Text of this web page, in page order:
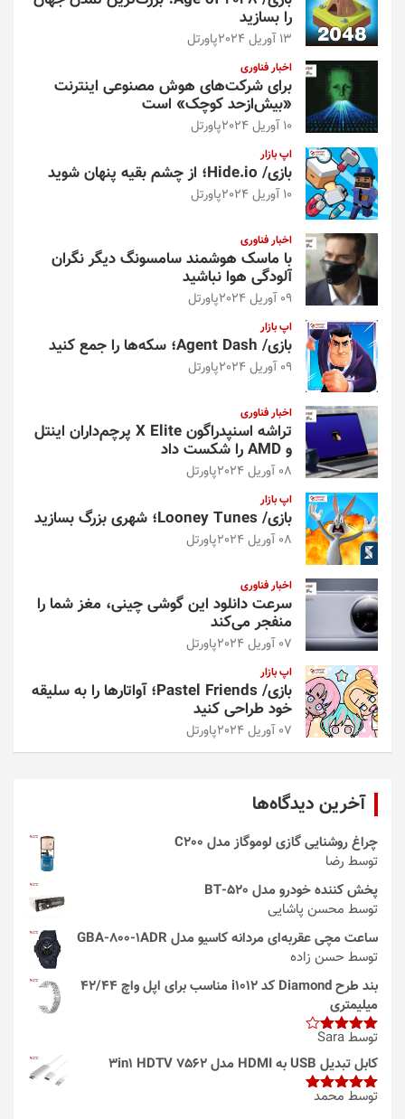
را بسازید
13 آوریل 2024 پاورتل
اخبار فناوری
برای شرکت‌های هوش مصنوعی اینترنت
«بیش‌از‌حد کوچک» است
10 آوریل 2024 پاورتل
اپ بازار
بازی/ Hide.io؛ از چشم بقیه پنهان شوید
10 آوریل 2024 پاورتل
اخبار فناوری
با ماسک هوشمند سامسونگ دیگر نگران
آلودگی هوا نباشید
09 آوریل 2024 پاورتل
اپ بازار
بازی/ Agent Dash؛ سکه‌ها را جمع کنید
09 آوریل 2024 پاورتل
اخبار فناوری
تراشه اسنپدراگون X Elite پرچم‌داران اینتل
و AMD را شکست داد
08 آوریل 2024 پاورتل
اپ بازار
بازی/ Looney Tunes؛ شهری بزرگ بسازید
08 آوریل 2024 پاورتل
اخبار فناوری
سرعت دانلود این گوشی چینی، مغز شما را
منفجر می‌کند
07 آوریل 2024 پاورتل
اپ بازار
بازی/ Pastel Friends؛ آواتارها را به سلیقه
خود طراحی کنید
07 آوریل 2024 پاورتل
آخرین دیدگاه‌ها
چراغ روشنایی گازی لوموگاز مدل C200
توسط رضا
پخش کننده خودرو مدل 520-BT
توسط محسن پاشایی
ساعت مچی عقربه‌ای مردانه کاسیو مدل GBA-800-1ADR
توسط حسن زاده
بند طرح Diamond کد i1012 مناسب برای اپل واچ 42/44
میلیمتری
امتیاز4
از 5
توسط Sara
کابل تبدیل USB به HDMI مدل 3in1 HDTV 7562
امتیاز5از
توسط محمد